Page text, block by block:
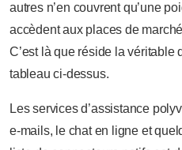
autres n’en couvrent qu’une
accèdent aux places de
C’est là que réside la véritable
tableau ci-dessus.
Les services d’assistance
e-mails, le chat en ligne et